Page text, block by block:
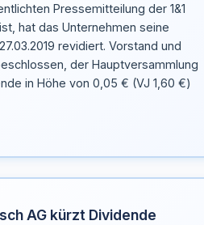
Pressemitteilung der 1&1
hat das Unternehmen seine
revidiert. Vorstand und
der Hauptversammlung
in Höhe von 0,05 € (VJ 1,60 €)
AG kürzt Dividende